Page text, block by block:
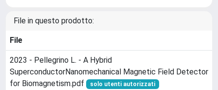
File in questo prodotto:
File
2023 - Pellegrino L. - A Hybrid
SuperconductorNanomechanical Magnetic Field Detector
for Biomagnetism.pdf
solo utenti autorizzati